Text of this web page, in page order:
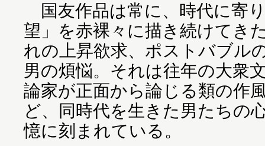
国友作品は常に、時代に寄
望」を赤裸々に描き続けてき
れの上昇欲求、ポストバブル
男の煩悩。それは往年の大衆
論家が正面から論じる類の作
ど、同時代を生きた男たちの
憶に刻まれている。